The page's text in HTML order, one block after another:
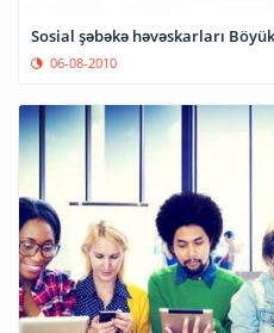
Sosial şəbəkə həvəskarları
06-08-2010